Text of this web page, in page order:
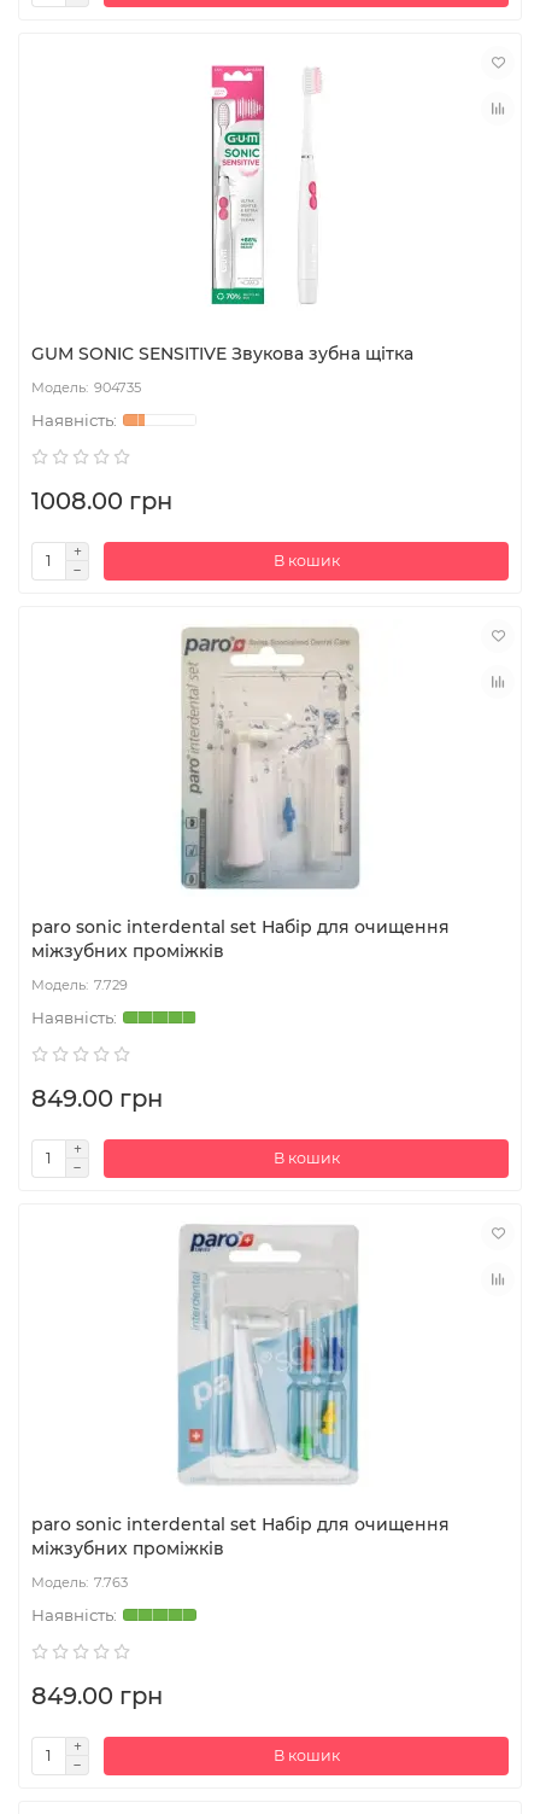
GUM SONIC SENSITIVE Звукова зубна щітка
904735
1008.00 грн
В кошик
paro sonic interdental set Набір для очищення
міжзубних проміжків
7.729
849.00 грн
В кошик
paro sonic interdental set Набір для очищення
міжзубних проміжків
7.763
849.00 грн
В кошик